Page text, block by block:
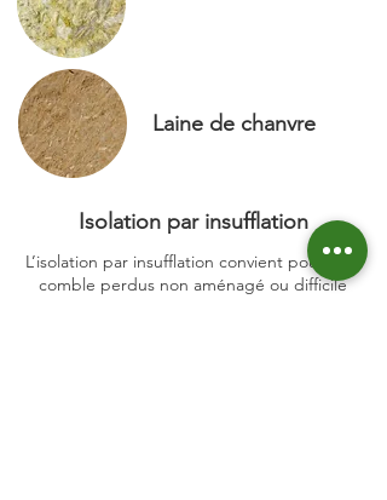
Laine de chanvre
Isolation par insufflation
L’isolation par insufflation convient pour tout
comble perdus non aménagé ou difficile